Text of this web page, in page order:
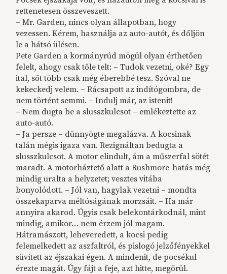
rettenetesen összeveszett.
– Mr. Garden, nincs olyan állapotban, hogy
vezessen. Kérem, használja az auto-autót, és dőljön
le a hátsó ülésen.
Pete Garden a kormányrúd mögül olyan érthetően
felelt, ahogy csak tőle telt: – Tudok vezetni, oké? Egy
ital, sőt több csak még éberebbé tesz. Szóval ne
kekeckedj velem. – Rácsapott az indítógombra, de
nem történt semmi. – Indulj már, az istenit!
– Nem dugta be a slusszkulcsot – emlékeztette az
auto-autó.
– Ja persze – dünnyögte megalázva. A kocsinak
talán mégis igaza van. Rezignáltan bedugta a
slusszkulcsot. A motor elindult, ám a műszerfal sötét
maradt. A motorháztető alatt a Rushmore-hatás még
mindig uralta a helyzetet; vesztes vitába
bonyolódott. – Jól van, hagylak vezetni – mondta
összekaparva méltóságának morzsáit. – Ha már
annyira akarod. Úgyis csak belekontárkodnál, mint
mindig, amikor… nem érzem jól magam.
Hátramászott, leheveredett, a kocsi pedig
felemelkedett az aszfaltról, és pislogó jelzőfényekkel
süvített az éjszakai égen. A mindenit, de pocsékul
érezte magát. Úgy fájt a feje, azt hitte, megőrül.